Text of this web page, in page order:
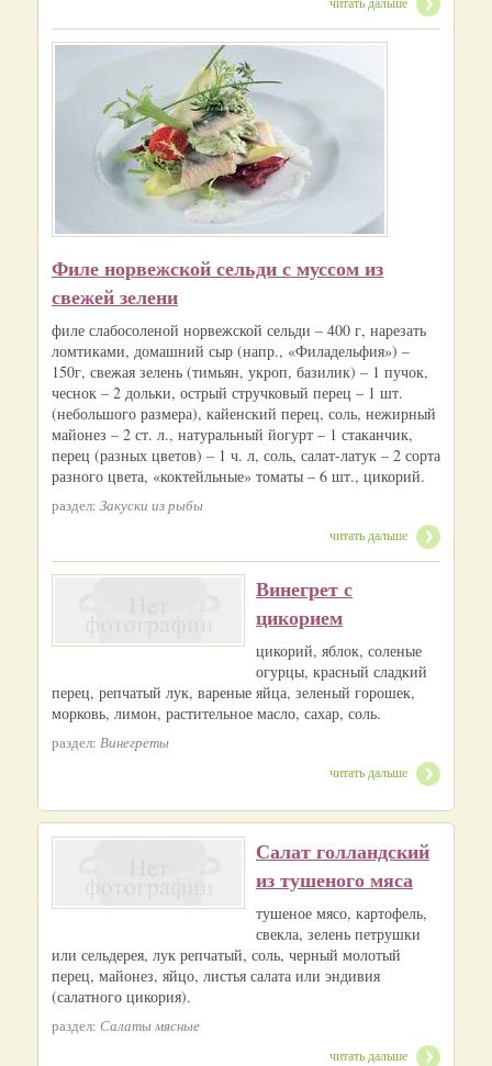
Филе норвежской сельди с муссом из
свежей зелени
филе слабосоленой норвежской сельди – 400 г, нарезать
ломтиками, домашний сыр (напр., «Филадельфия») –
150г, свежая зелень (тимьян, укроп, базилик) – 1 пучок,
чеснок – 2 дольки, острый стручковый перец – 1 шт.
(небольшого размера), кайенский перец, соль, нежирный
майонез – 2 ст. л., натуральный йогурт – 1 стаканчик,
перец (разных цветов) – 1 ч. л, соль, салат-латук – 2 сорта
разного цвета, «коктейльные» томаты – 6 шт., цикорий.
раздел: Закуски из рыбы
читать дальше
Винегрет с
цикорием
цикорий, яблок, соленые
огурцы, красный сладкий
перец, репчатый лук, вареные яйца, зеленый горошек,
морковь, лимон, растительное масло, сахар, соль.
раздел: Винегреты
читать дальше
Салат голландский
из тушеного мяса
тушеное мясо, картофель,
свекла, зелень петрушки
или сельдерея, лук репчатый, соль, черный молотый
перец, майонез, яйцо, листья салата или эндивия
(салатного цикория).
раздел: Салаты мясные
читать дальше